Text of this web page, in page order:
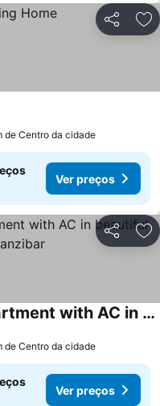
Partilhar
de Centro da cidade
Ver preços
Partilhar
Enjoyable 2-bedroom apartment with AC in beautiful Stone Town Zanzibar
de Centro da cidade
Ver preços